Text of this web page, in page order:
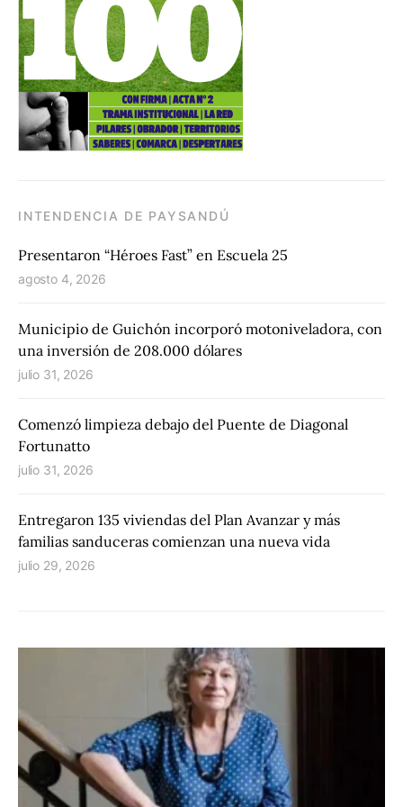
INTENDENCIA DE PAYSANDÚ
Presentaron “Héroes Fast” en Escuela 25
agosto 4, 2026
Municipio de Guichón incorporó motoniveladora, con
una inversión de 208.000 dólares
julio 31, 2026
Comenzó limpieza debajo del Puente de Diagonal
Fortunatto
julio 31, 2026
Entregaron 135 viviendas del Plan Avanzar y más
familias sanduceras comienzan una nueva vida
julio 29, 2026